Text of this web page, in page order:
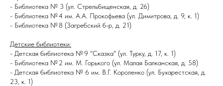
- Библиотека № 3 (ул. Стрельбищенская, д. 26)
- Библиотека № 4 им. А.А. Прокофьева (ул. Димитрова, д. 9, к. 1)
- Библиотека № 8 (Загребский б-р, д. 21)
Детские библиотеки:
- Детская библиотека № 9 "Сказка" (ул. Турку, д. 17, к. 1)
- Библиотека № 2 им. М. Горького (ул. Малая Балканская, д. 58)
- Детская библиотека № 6 им. В.Г. Короленко (ул. Бухарестская, д.
23, к. 1)